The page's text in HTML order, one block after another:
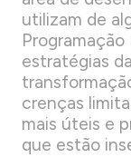
utilizam de
estratégias
crenças
mais úteis e
que estão